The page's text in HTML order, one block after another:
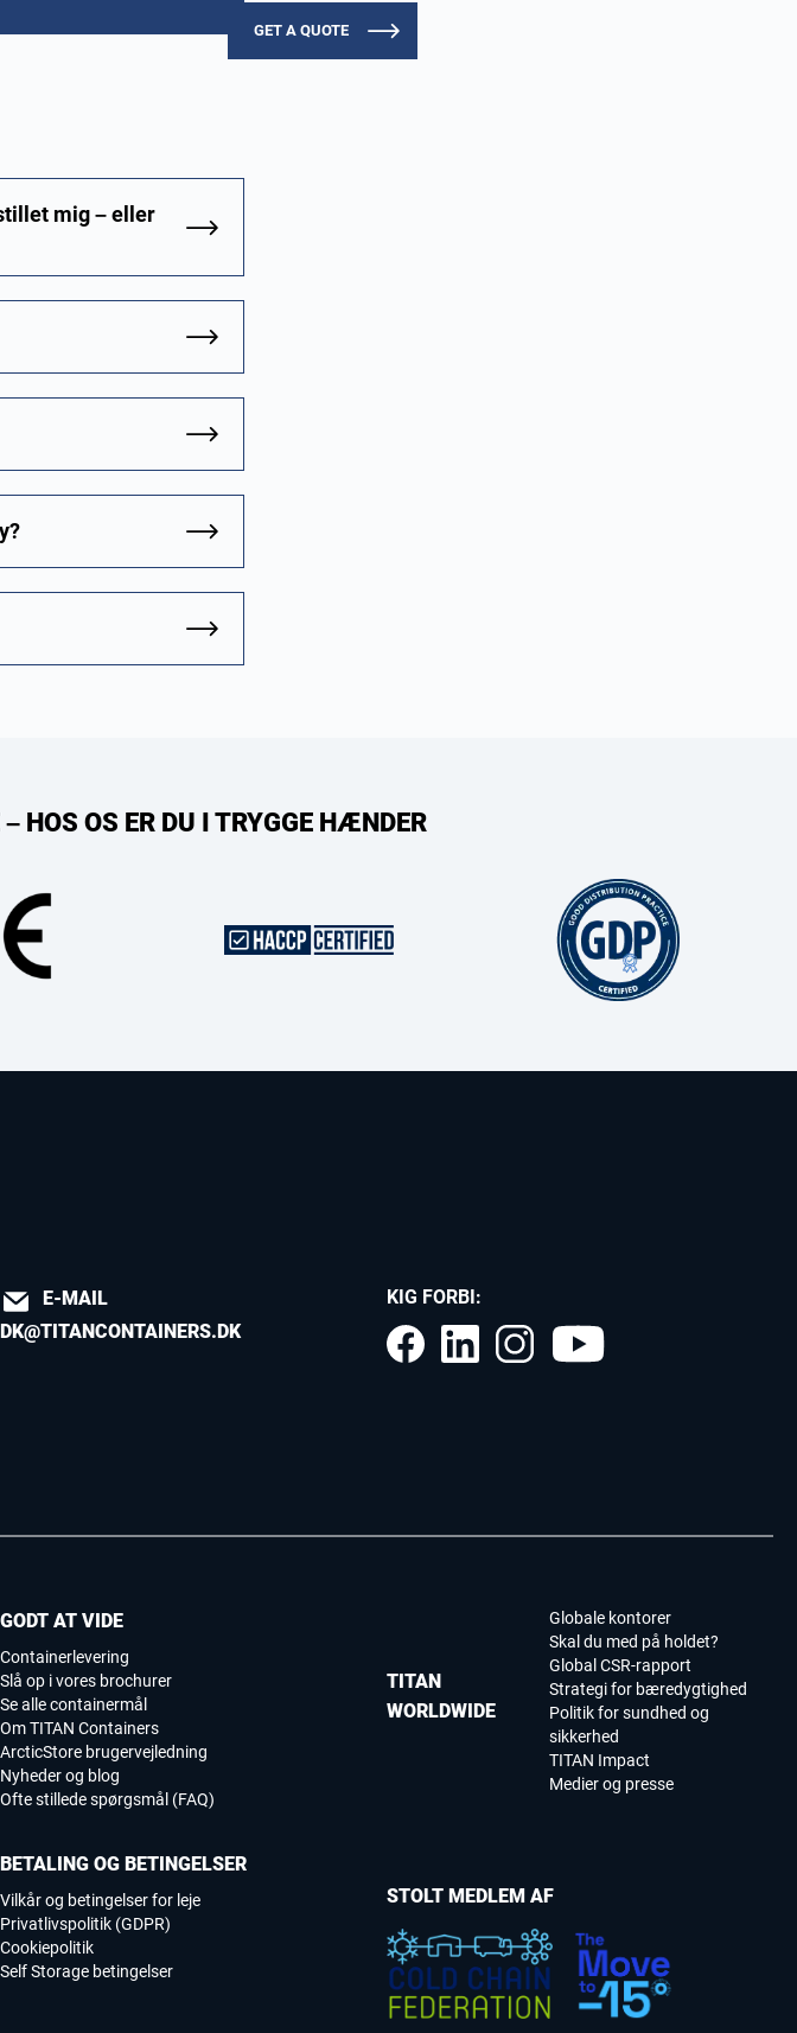
mig – eller
GET A QUOTE
HOS OS ER DU I TRYGGE HÆNDER
E-MAIL
DK@TITANCONTAINERS.DK
KIG FORBI:
TITAN
WORLDWIDE
Globale kontorer
Skal du med på holdet?
Global CSR-rapport
Strategi for bæredygtighed
Politik for sundhed og
sikkerhed
TITAN Impact
Medier og presse
GODT AT VIDE
Containerlevering
Slå op i vores brochurer
Se alle containermål
Om TITAN Containers
ArcticStore brugervejledning
Nyheder og blog
Ofte stillede spørgsmål (FAQ)
BETALING OG BETINGELSER
Vilkår og betingelser for leje
Privatlivspolitik (GDPR)
Cookiepolitik
Self Storage betingelser
STOLT MEDLEM AF